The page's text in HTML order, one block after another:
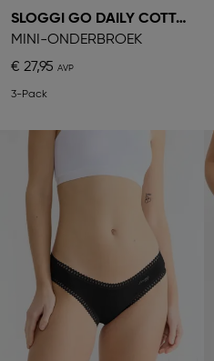
SLOGGI GO DAILY COTTON
MINI-ONDERBROEK
€ 27,95
3-Pack